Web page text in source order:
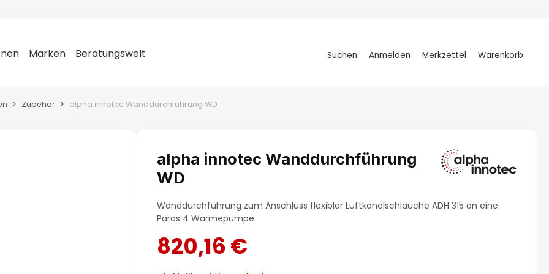
Marken Beratungswelt Suchen Anmelden Merkzettel Warenkorb
Zubehör alpha innotec Wanddurchführung WD
alpha innotec Wanddurchführung
WD
Wanddurchführung zum Anschluss flexibler Luftkanalschläuche ADH 315 an eine
Paros 4 Wärmepumpe
820,16 €